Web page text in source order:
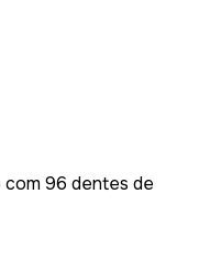
com 96 dentes de